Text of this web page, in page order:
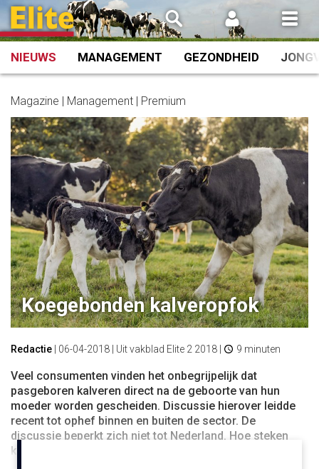
Spring
naar
inhoud
NIEUWS MANAGEMENT GEZONDHEID
Magazine | Management | Premium
Koegebonden kalveropfok
Redactie 06-04-2018 | Uit vakblad Elite 2 2018 | 9 minuten
Veel consumenten vinden het onbegrijpelijk dat
pasgeboren kalveren direct na de geboorte van hun
moeder worden gescheiden. Discussie hierover leidde
recent tot ophef binnen en buiten de sector. De
discussie beperkt zich niet tot Nederland. Hoe steken
koegebonden opfoksystemen in elkaar?